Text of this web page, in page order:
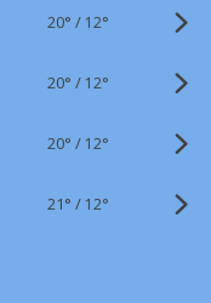
20° / 12°
20° / 12°
20° / 12°
21° / 12°